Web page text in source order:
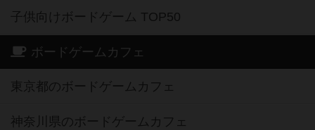
子供向けボードゲーム TOP50
ボードゲームカフェ
東京都のボードゲームカフェ
神奈川県のボードゲームカフェ